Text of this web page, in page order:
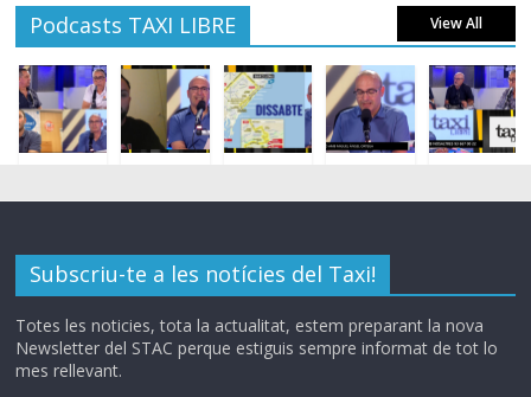
Podcasts TAXI LIBRE View All
Subscriu-te a les notícies del Taxi!
Totes les noticies, tota la actualitat, estem preparant la nova
Newsletter del STAC perque estiguis sempre informat de tot lo
mes rellevant.